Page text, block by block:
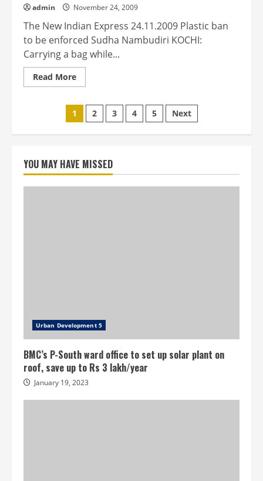
admin November 24, 2009
The New Indian Express 24.11.2009 Plastic ban
to be enforced Sudha Nambudiri KOCHI:
Carrying a bag while...
Read MoreRead
more
ban
be
enforced
Posts
pagination
1 2 3 4 5 Next
YOU MAY HAVE MISSED
Urban Development 5
BMC’s P-South ward office to set up solar plant on
roof, save up to Rs 3 lakh/year
January 19, 2023